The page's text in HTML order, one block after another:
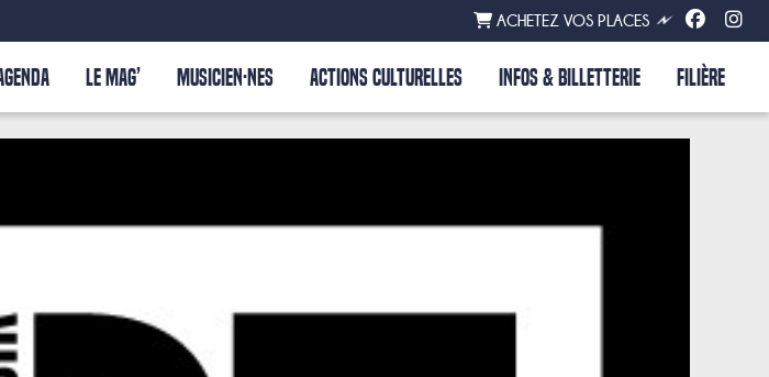
ACHETEZ VOS PLACES
LE MAG’ MUSICIEN·NES ACTIONS CULTURELLES INFOS & BILLETTERIE FILIÈRE